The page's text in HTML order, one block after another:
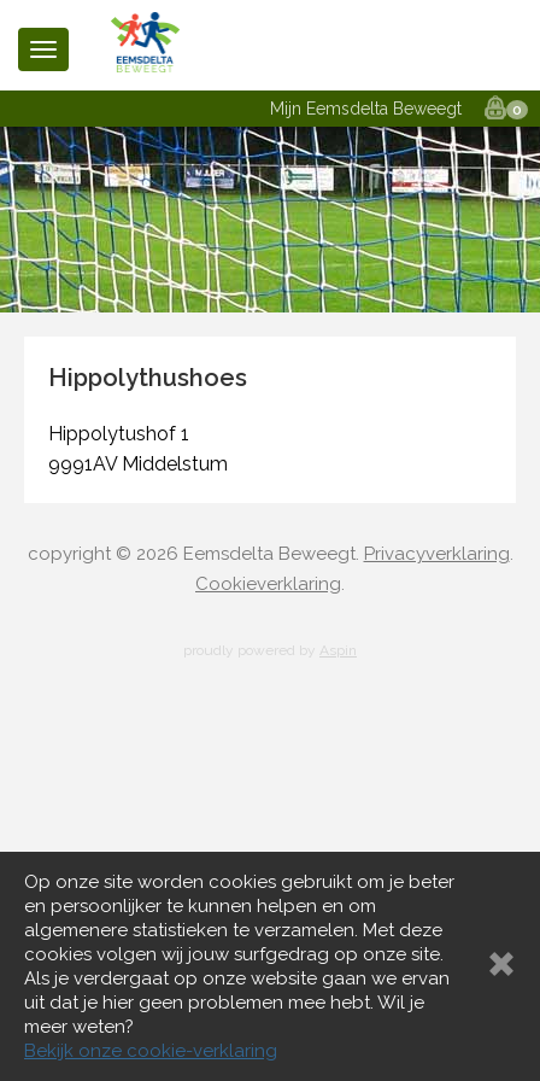
Op onze site worden cookies gebruikt om je beter
en persoonlijker te kunnen helpen en om
algemenere statistieken te verzamelen. Met deze
cookies volgen wij jouw surfgedrag op onze site.
Als je verdergaat op onze website gaan we ervan
uit dat je hier geen problemen mee hebt. Wil je
meer weten?
Bekijk onze cookie-verklaring
Mijn Eemsdelta Beweegt 0
Hippolythushoes
Hippolytushof 1
9991AV Middelstum
copyright © 2026 Eemsdelta Beweegt. Privacyverklaring.
Cookieverklaring.
proudly powered by Aspin